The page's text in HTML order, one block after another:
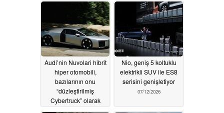
“hızlı buzdolabı” adını
07/14/2026
Audi’nin Nuvolari hibrit
hiper otomobili,
bazılarının onu
“düzleştirilmiş
Cybertruck” olarak
Nio, geniş 5 koltuklu
elektrikli SUV ile ES8
serisini genişletiyor
07/12/2026